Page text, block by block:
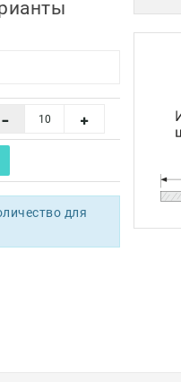
для